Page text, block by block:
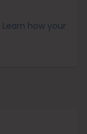
Learn how your